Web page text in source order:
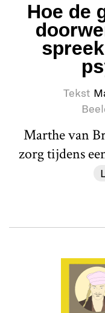
Hoe de
Tekst
Marthe van
zorg tijdens